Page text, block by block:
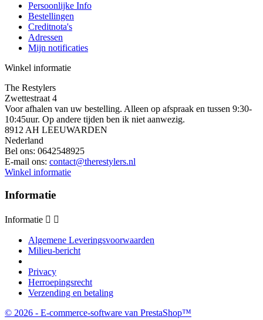
Persoonlijke Info
Bestellingen
Creditnota's
Adressen
Mijn notificaties
Winkel informatie
The Restylers
Zwettestraat 4
Voor afhalen van uw bestelling. Alleen op afspraak en tussen 9:30-
10:45uur. Op andere tijden ben ik niet aanwezig.
8912 AH LEEUWARDEN
Nederland
Bel ons: 0642548925
E-mail ons: contact@therestylers.nl
Winkel informatie
Informatie
Informatie  
Algemene Leveringsvoorwaarden
Milieu-bericht
Privacy
Herroepingsrecht
Verzending en betaling
© 2026 - E-commerce-software van PrestaShop™